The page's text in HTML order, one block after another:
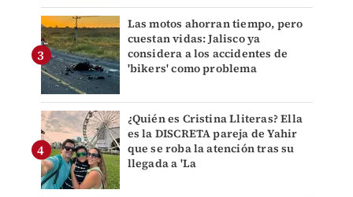
Las motos ahorran tiempo, pero
cuestan vidas: Jalisco ya
considera a los accidentes de
'bikers' como problema
¿Quién es Cristina Lliteras? Ella
es la DISCRETA pareja de Yahir
que se roba la atención tras su
llegada a 'La